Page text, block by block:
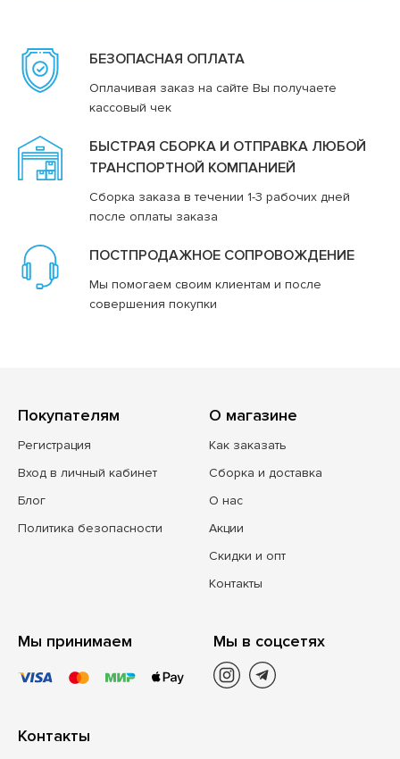
БЕЗОПАСНАЯ ОПЛАТА
Оплачивая заказ на сайте Вы получаете
кассовый чек
БЫСТРАЯ СБОРКА И ОТПРАВКА ЛЮБОЙ
ТРАНСПОРТНОЙ КОМПАНИЕЙ
Сборка заказа в течении 1-3 рабочих дней
после оплаты заказа
ПОСТПРОДАЖНОЕ СОПРОВОЖДЕНИЕ
Мы помогаем своим клиентам и после
совершения покупки
Покупателям
Регистрация
Вход в личный кабинет
Блог
Политика безопасности
О магазине
Как заказать
Сборка и доставка
О нас
Акции
Скидки и опт
Контакты
Мы принимаем Мы в соцсетях
Контакты